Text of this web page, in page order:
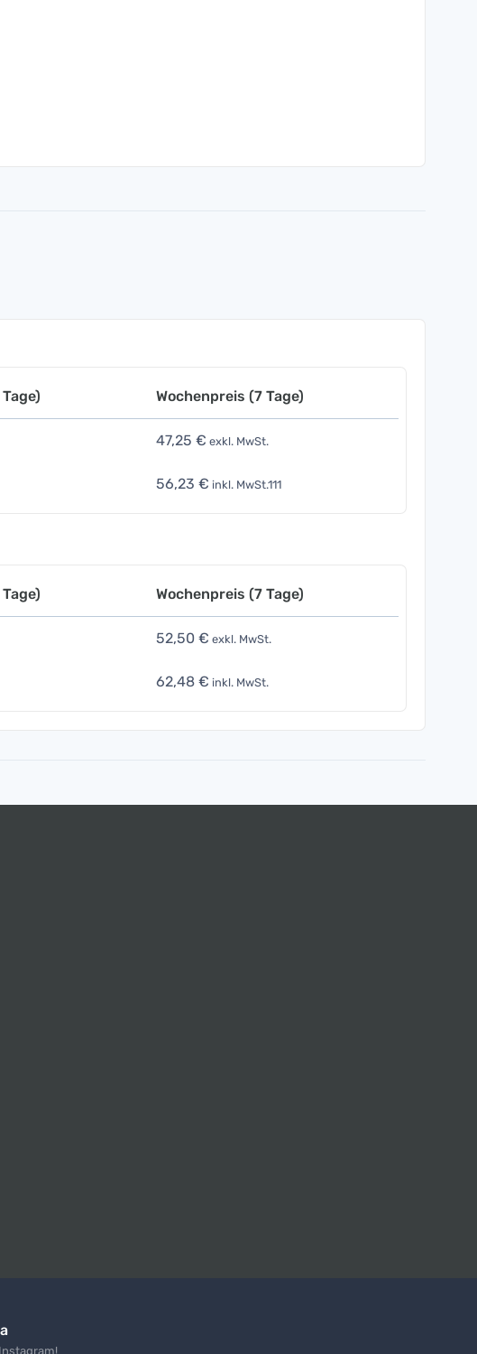
Wochenpreis (7 Tage)
47,25 € exkl. MwSt.
56,23 € inkl. MwSt.111
Wochenpreis (7 Tage)
52,50 € exkl. MwSt.
62,48 € inkl. MwSt.